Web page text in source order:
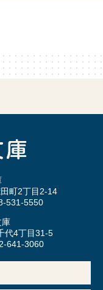
町2丁目2-14
531-5550
庫
代4丁目31-5
641-3060